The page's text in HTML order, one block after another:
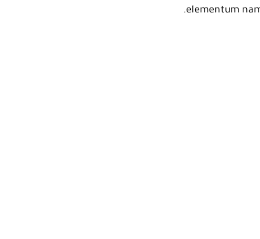
elementum